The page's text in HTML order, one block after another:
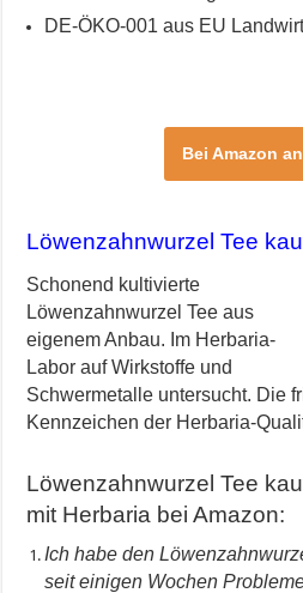
DE-ÖKO-001 aus EU
Bei Amazon
Löwenzahnwurzel Tee
Schonend kultivierte
Löwenzahnwurzel Tee aus
eigenem Anbau. Im Herbaria-
Labor auf Wirkstoffe und
Schwermetalle untersucht. Die
Kennzeichen der Herbaria-
Löwenzahnwurzel Tee
mit Herbaria bei Amazon:
Ich habe den
seit einigen Wochen